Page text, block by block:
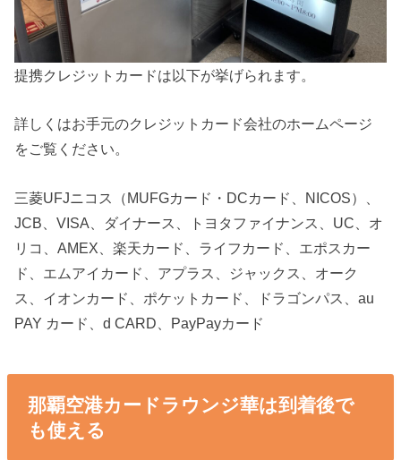
提携クレジットカードは以下が挙げられます。
詳しくはお手元のクレジットカード会社のホームページ
をご覧ください。
三菱UFJニコス（MUFGカード・DCカード、NICOS）、
JCB、VISA、ダイナース、トヨタファイナンス、UC、オ
リコ、AMEX、楽天カード、ライフカード、エポスカー
ド、エムアイカード、アプラス、ジャックス、オーク
ス、イオンカード、ポケットカード、ドラゴンパス、au
PAY カード、d CARD、PayPayカード
那覇空港カードラウンジ華は到着後で
も使える